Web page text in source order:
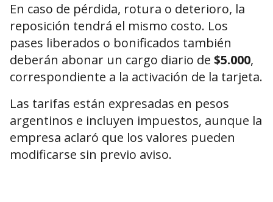
En caso de pérdida, rotura o deterioro, la
reposición tendrá el mismo costo. Los
pases liberados o bonificados también
deberán abonar un cargo diario de $5.000,
correspondiente a la activación de la tarjeta.
Las tarifas están expresadas en pesos
argentinos e incluyen impuestos, aunque la
empresa aclaró que los valores pueden
modificarse sin previo aviso.